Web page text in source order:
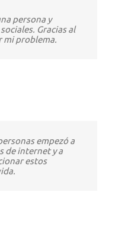
persona y
Gracias al
mi problema.
empezó a
de internet y a
estos